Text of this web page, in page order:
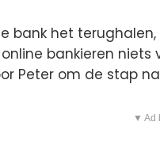
bank het
bankieren niets
Peter om de stap
▼ Ad